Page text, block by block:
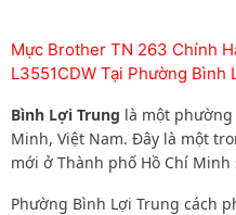
Mực Brother TN 263 Chính
L3551CDW Tại Phường Bình
Bình Lợi Trung là một phường
Minh, Việt Nam. Đây là một
mới ở Thành phố Hồ Chí
Phường Bình Lợi Trung cách